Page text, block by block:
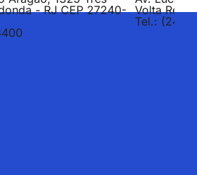
- RJ CEP 27240- Volta
Tel.: (24)